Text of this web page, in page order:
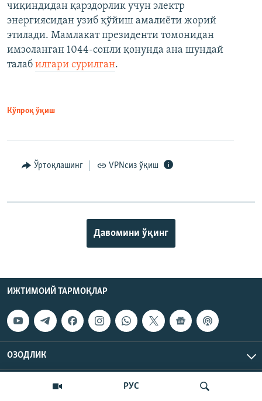
РУС
чиқиндидан қарздорлик учун электр
энергиясидан узиб қўйиш амалиёти жорий
этилади. Мамлакат президенти томонидан
имзоланган 1044-сонли қонунда ана шундай
талаб илгари сурилган.
Кўпроқ ўқиш
Ўртоқлашинг VPNсиз ўқиш
Давомини ўқинг
ИЖТИМОИЙ ТАРМОҚЛАР
ОЗОДЛИК
МАЪЛУМОТ